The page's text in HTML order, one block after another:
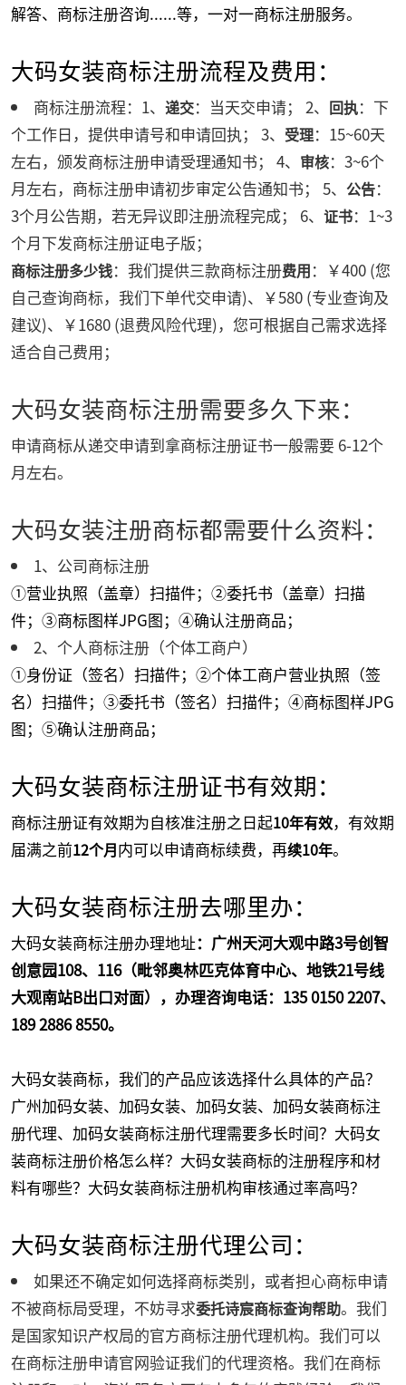
解答、商标注册咨询......等，一对一商标注册服务。
大码女装商标注册流程及费用：
商标注册流程：1、 递交：当天交申请； 2、 回执：下
个工作日，提供申请号和申请回执； 3、 受理：15~60天
左右，颁发商标注册申请受理通知书； 4、 审核：3~6个
月左右，商标注册申请初步审定公告通知书； 5、 公告：
3个月公告期，若无异议即注册流程完成； 6、 证书：1~3
个月下发商标注册证电子版；
商标注册多少钱：我们提供三款商标注册费用：￥400 (您
自己查询商标，我们下单代交申请)、￥580 (专业查询及
建议)、￥1680 (退费风险代理)，您可根据自己需求选择
适合自己费用；
大码女装商标注册需要多久下来：
申请商标从递交申请到拿商标注册证书一般需要 6-12个
月左右。
大码女装注册商标都需要什么资料：
1、公司商标注册
①营业执照（盖章）扫描件；②委托书（盖章）扫描
件；③商标图样JPG图；④确认注册商品；
2、个人商标注册（个体工商户）
①身份证（签名）扫描件；②个体工商户营业执照（签
名）扫描件；③委托书（签名）扫描件；④商标图样JPG
图；⑤确认注册商品；
大码女装商标注册证书有效期：
商标注册证有效期为自核准注册之日起10年有效，有效期
届满之前12个月内可以申请商标续费，再续10年。
大码女装商标注册去哪里办：
大码女装商标注册办理地址：广州天河大观中路3号创智
创意园108、116（毗邻奥林匹克体育中心、地铁21号线
大观南站B出口对面） ，办理咨询电话：135 0150 2207、
189 2886 8550。
大码女装商标，我们的产品应该选择什么具体的产品？
广州加码女装、加码女装、加码女装、加码女装商标注
册代理、加码女装商标注册代理需要多长时间？大码女
装商标注册价格怎么样？大码女装商标的注册程序和材
料有哪些？大码女装商标注册机构审核通过率高吗？
大码女装商标注册代理公司：
如果还不确定如何选择商标类别，或者担心商标申请
不被商标局受理，不妨寻求委托诗宸商标查询帮助。我们
是国家知识产权局的官方商标注册代理机构。我们可以
在商标注册申请官网验证我们的代理资格。我们在商标